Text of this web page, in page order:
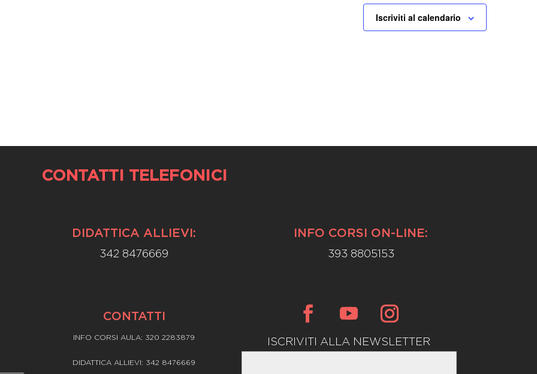
Iscriviti al calendario
CONTATTI TELEFONICI
DIDATTICA ALLIEVI:
342 8476669
INFO CORSI ON-LINE:
393 8805153
CONTATTI
INFO CORSI AULA: 320 2283879
DIDATTICA ALLIEVI: 342 8476669
ISCRIVITI ALLA NEWSLETTER